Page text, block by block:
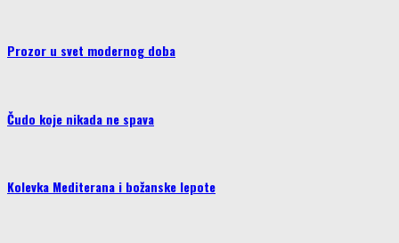
Prozor u svet modernog doba
Čudo koje nikada ne spava
Kolevka Mediterana i božanske lepote